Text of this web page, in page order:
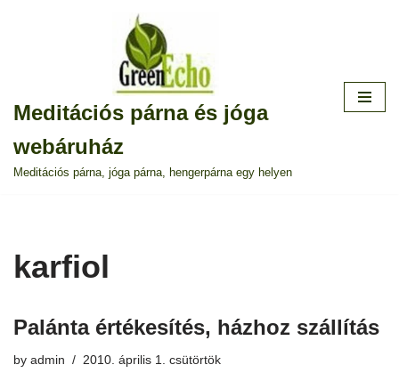
Meditációs párna és jóga
webáruház
Meditációs párna, jóga párna, hengerpárna egy helyen
karfiol
Palánta értékesítés, házhoz szállítás
by admin 2010. április 1. csütörtök